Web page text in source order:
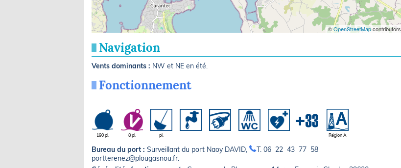
©OpenStreetMapcontributors
Navigation
Vents dominants : NW et NE en été.
Fonctionnement
190 pl. 8 pl. pl. Région A
Bureau du port : Surveillant du port Naoy DAVID,
T. 06 22 43 77 58
portterenez@plougasnou.fr.